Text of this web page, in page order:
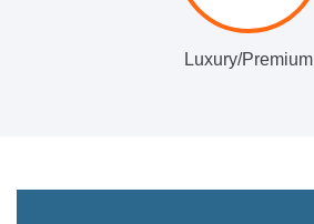
Luxury/Premium